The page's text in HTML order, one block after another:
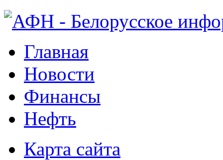
Главная
Новости
Финансы
Нефть
Карта сайта